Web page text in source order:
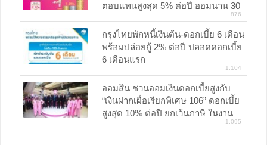
ตอบแทนสูงสุด 5% ต่อปี ออมนาน 30
เดือน ไม่เสียภาษี ไม่จำกัดวงเงินฝาก876
กรุงไทยพักหนี้เงินต้น-ดอกเบี้ย 6 เดือน
พร้อมปล่อยกู้ 2% ต่อปี ปลอดดอกเบี้ย
6 เดือนแรก
1,104
ออมสิน ชวนออมเงินดอกเบี้ยสูงกับ
“เงินฝากเผื่อเรียกพิเศษ 106” ดอกเบี้ย
สูงสุด 10% ต่อปี ยกเว้นภาษี ในงาน
Thailand Smart Money พิษณุโลก ครั้ง
1,095